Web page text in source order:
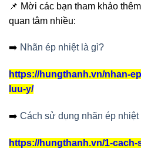
📌 Mời các bạn tham khảo
quan tâm nhiều:
➡️ Nhãn ép nhiệt là gì?
https://hungthanh.vn/nhan-
luu-y/
➡️ Cách sử dụng nhãn ép nhiệt
https://hungthanh.vn/1-